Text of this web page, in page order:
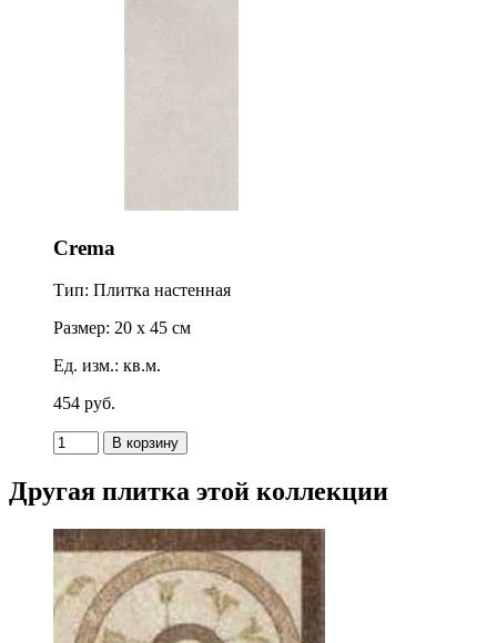
Crema
Тип: Плитка настенная
Размер: 20 x 45 см
Ед. изм.: кв.м.
454 pуб.
Другая плитка этой коллекции